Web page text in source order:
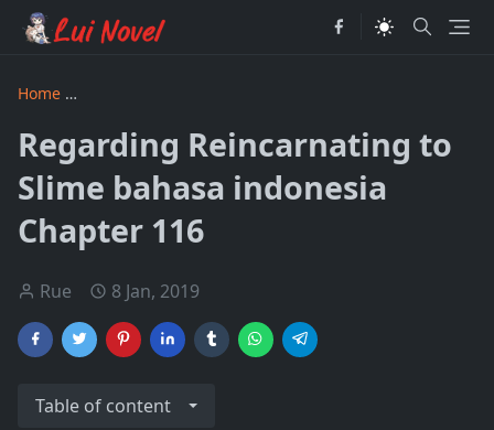
Home
Regarding Reincarnating to
Slime bahasa indonesia
Chapter 116
Rue 8 Jan, 2019
Table of content